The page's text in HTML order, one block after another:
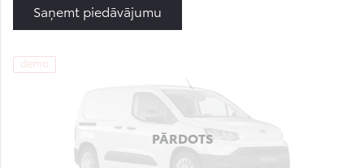
Saņemt piedāvājumu
demo
PĀRDOTS